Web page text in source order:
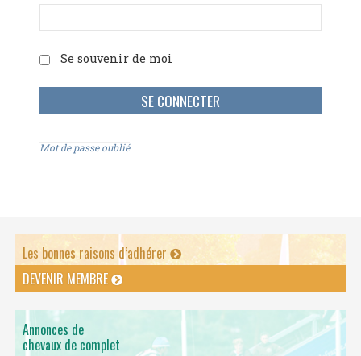
Se souvenir de moi
Mot de passe oublié
Les bonnes raisons d’adhérer
DEVENIR MEMBRE
Annonces de
chevaux de complet